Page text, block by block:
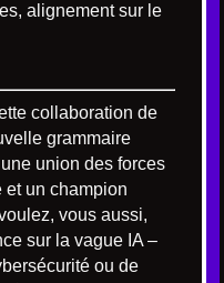
alignement sur le
collaboration de
grammaire
union des forces
et un champion
vous aussi,
sur la vague IA –
ou de